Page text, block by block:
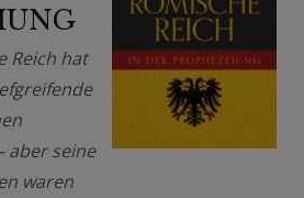
Reich hat
aber seine
waren